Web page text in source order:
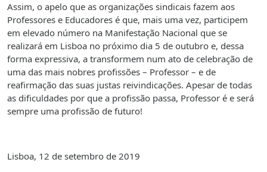
Assim, o apelo que as organizações sindicais fazem aos
Professores e Educadores é que, mais uma vez, participem
em elevado número na Manifestação Nacional que se
realizará em Lisboa no próximo dia 5 de outubro e, dessa
forma expressiva, a transformem num ato de celebração de
uma das mais nobres profissões – Professor – e de
reafirmação das suas justas reivindicações. Apesar de todas
as dificuldades por que a profissão passa, Professor é e será
sempre uma profissão de futuro!
Lisboa, 12 de setembro de 2019